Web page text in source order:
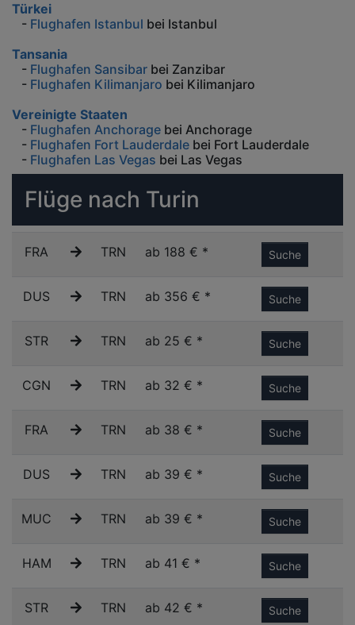
Türkei
- Flughafen Istanbul bei Istanbul
Tansania
- Flughafen Sansibar bei Zanzibar
- Flughafen Kilimanjaro bei Kilimanjaro
Vereinigte Staaten
- Flughafen Anchorage bei Anchorage
- Flughafen Fort Lauderdale bei Fort Lauderdale
- Flughafen Las Vegas bei Las Vegas
Flüge nach Turin
FRA TRN ab 188 € * Suche
DUS TRN ab 356 € * Suche
STR TRN ab 25 € * Suche
CGN TRN ab 32 € * Suche
FRA TRN ab 38 € * Suche
DUS TRN ab 39 € * Suche
MUC TRN ab 39 € * Suche
HAM TRN ab 41 € * Suche
STR TRN ab 42 € * Suche